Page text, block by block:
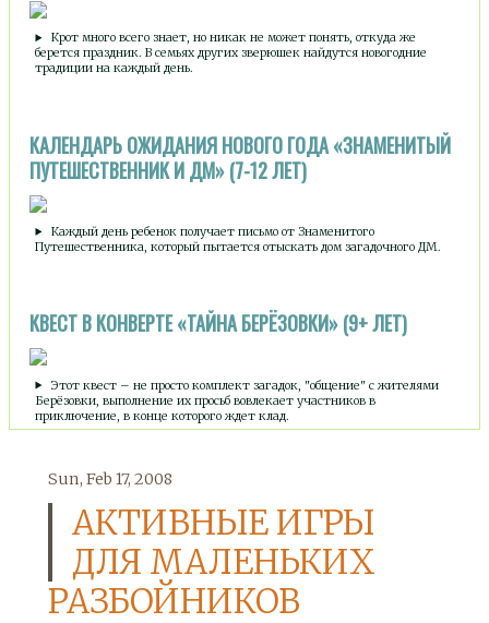
Крот много всего знает, но никак не может понять, откуда же
берется праздник. В семьях других зверюшек найдутся новогодние
традиции на каждый день.
КАЛЕНДАРЬ ОЖИДАНИЯ НОВОГО ГОДА «ЗНАМЕНИТЫЙ
ПУТЕШЕСТВЕННИК И ДМ» (7-12 ЛЕТ)
Каждый день ребенок получает письмо от Знаменитого
Путешественника, который пытается отыскать дом загадочного ДМ.
КВЕСТ В КОНВЕРТЕ «ТАЙНА БЕРЁЗОВКИ» (9+ ЛЕТ)
Этот квест – не просто комплект загадок, "общение" с жителями
Берёзовки, выполнение их просьб вовлекает участников в
приключение, в конце которого ждет клад.
Sun, Feb 17, 2008
АКТИВНЫЕ ИГРЫ
ДЛЯ МАЛЕНЬКИХ
РАЗБОЙНИКОВ